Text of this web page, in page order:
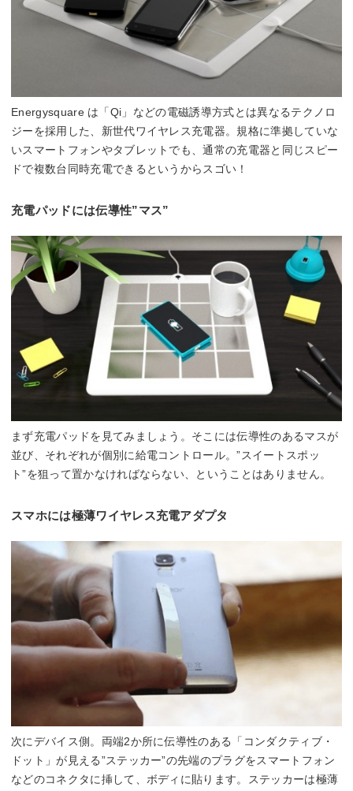
Energysquare は「Qi」などの電磁誘導方式とは異なるテクノロ
ジーを採用した、新世代ワイヤレス充電器。規格に準拠していな
いスマートフォンやタブレットでも、通常の充電器と同じスピー
ドで複数台同時充電できるというからスゴい！
充電パッドには伝導性”マス”
まず充電パッドを見てみましょう。そこには伝導性のあるマスが
並び、それぞれが個別に給電コントロール。”スイートスポッ
ト”を狙って置かなければならない、ということはありません。
スマホには極薄ワイヤレス充電アダプタ
次にデバイス側。両端2か所に伝導性のある「コンダクティブ・
ドット」が見える”ステッカー”の先端のプラグをスマートフォン
などのコネクタに挿して、ボディに貼ります。ステッカーは極薄